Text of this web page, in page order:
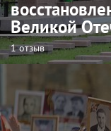
Великой
1 отзыв